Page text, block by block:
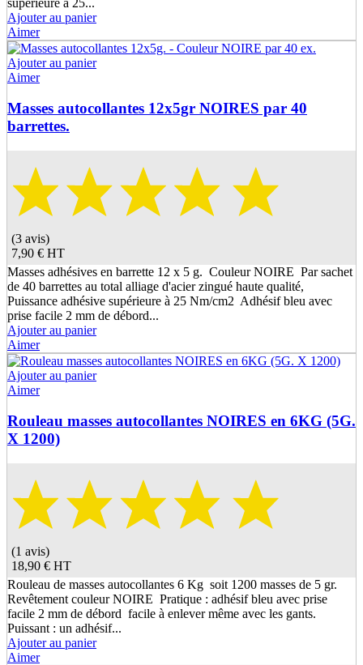
Ajouter au panier
Aimer
Ajouter au panier
Aimer
Masses autocollantes 12x5gr NOIRES par 40
barrettes.
(3 avis)
7,90 € HT
Masses adhésives en barrette 12 x 5 g. Couleur NOIRE Par sachet
de 40 barrettes au total alliage d'acier zingué haute qualité,
Puissance adhésive supérieure à 25 Nm/cm2 Adhésif bleu avec
prise facile 2 mm de débord...
Ajouter au panier
Aimer
Ajouter au panier
Aimer
Rouleau masses autocollantes NOIRES en 6KG (5G.
X 1200)
(1 avis)
18,90 € HT
Rouleau de masses autocollantes 6 Kg soit 1200 masses de 5 gr.
Revêtement couleur NOIRE Pratique : adhésif bleu avec prise
facile 2 mm de débord facile à enlever même avec les gants.
Puissant : un adhésif...
Ajouter au panier
Aimer